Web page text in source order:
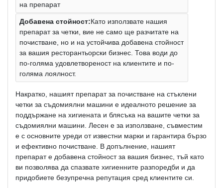
на препарат
Добавена стойност:Като използвате нашия
препарат за четки, вие не само ще разчитате на
почистване, но и на устойчива добавена стойност
за вашия ресторантьорски бизнес. Това води до
по-голяма удовлетвореност на клиентите и по-
голяма лоялност.
Накратко, нашият препарат за почистване на стъклени
четки за съдомиялни машини е идеалното решение за
поддържане на хигиената и блясъка на вашите четки за
съдомиялни машини. Лесен е за използване, съвместим
е с основните уреди от известни марки и гарантира бързо
и ефективно почистване. В допълнение, нашият
препарат е добавена стойност за вашия бизнес, тъй като
ви позволява да спазвате хигиенните разпоредби и да
придобиете безупречна репутация сред клиентите си.